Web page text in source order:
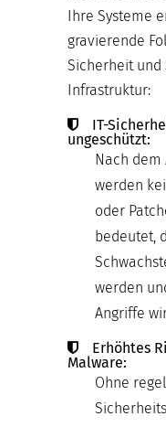
Ihre Systeme
gravierende
Sicherheit
Infrastruktur:
IT-
ungeschützt:
Nach dem
werden
oder
bedeutet,
werden
Angriffe
Erhöhtes
Malware:
Ohne